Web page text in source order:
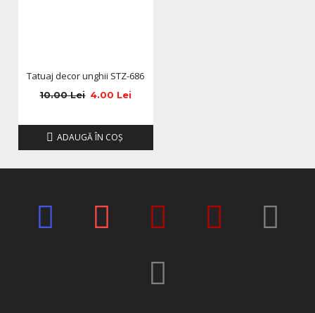
Tatuaj decor unghii STZ-686
4.00 Lei
10.00 Lei
ADAUGĂ ÎN COŞ